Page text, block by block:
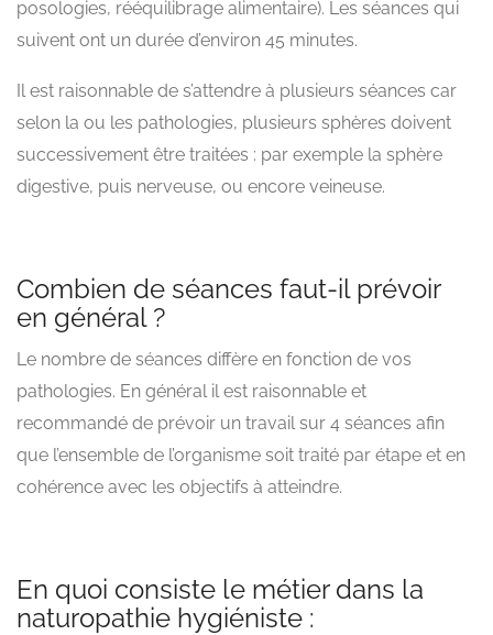
posologies, rééquilibrage alimentaire). Les séances qui
suivent ont un durée d’environ 45 minutes.
Il est raisonnable de s’attendre à plusieurs séances car
selon la ou les pathologies, plusieurs sphères doivent
successivement être traitées : par exemple la sphère
digestive, puis nerveuse, ou encore veineuse.
Combien de séances faut-il prévoir
en général ?
Le nombre de séances diffère en fonction de vos
pathologies. En général il est raisonnable et
recommandé de prévoir un travail sur 4 séances afin
que l’ensemble de l’organisme soit traité par étape et en
cohérence avec les objectifs à atteindre.
En quoi consiste le métier dans la
naturopathie hygiéniste :